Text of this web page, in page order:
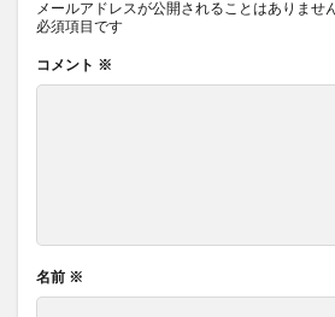
メールアドレスが公開されることはありませ
必須項目です
コメント ※
名前 ※